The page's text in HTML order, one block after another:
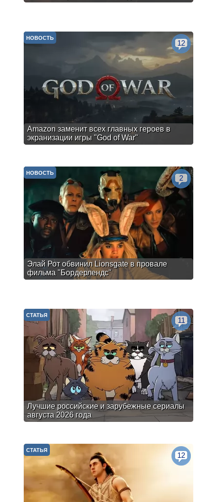
Amazon заменит всех главных героев в
экранизации игры "God of War"
НОВОСТЬ
12
Элай Рот обвинил Lionsgate в провале
фильма "Бордерлендс"
НОВОСТЬ
2
Лучшие российские и зарубежные сериалы
августа 2026 года
СТАТЬЯ
11
СТАТЬЯ
12